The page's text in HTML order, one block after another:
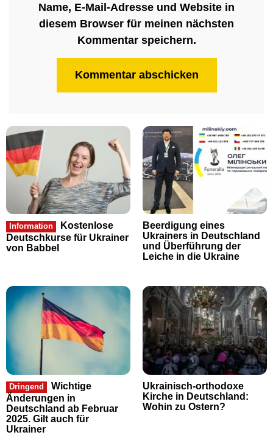
Name, E-Mail-Adresse und Website in
diesem Browser für meinen nächsten
Kommentar speichern.
Information
Kostenlose
Deutschkurse für Ukrainer
von Babbel
Beerdigung eines
Ukrainers in Deutschland
und Überführung der
Leiche in die Ukraine
Dringend
Wichtige
Änderungen in
Deutschland ab Februar
2025. Gilt auch für
Ukrainer
Ukrainisch-orthodoxe
Kirche in Deutschland:
Wohin zu Ostern?